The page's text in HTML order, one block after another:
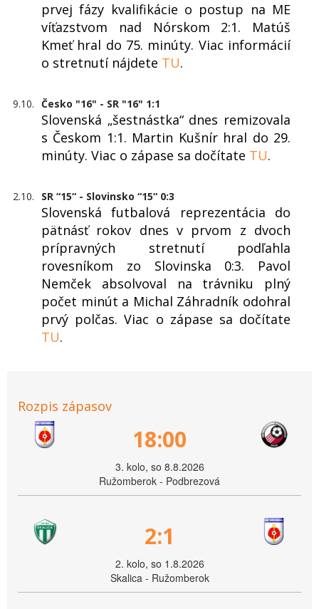
prvej fázy kvalifikácie o postup na ME
víťazstvom nad Nórskom 2:1. Matúš
Kmeť hral do 75. minúty. Viac informácií
o stretnutí nájdete TU.
9.10. Česko "16" - SR "16" 1:1
Slovenská „šestnástka“ dnes remizovala
s Českom 1:1. Martin Kušnír hral do 29.
minúty. Viac o zápase sa dočítate TU.
2.10. SR “15“ - Slovinsko “15“ 0:3
Slovenská futbalová reprezentácia do
pätnásť rokov dnes v prvom z dvoch
prípravných stretnutí podľahla
rovesníkom zo Slovinska 0:3. Pavol
Nemček absolvoval na trávniku plný
počet minút a Michal Záhradník odohral
prvý polčas. Viac o zápase sa dočítate
TU.
Rozpis zápasov
18:00
3. kolo, so 8.8.2026
Ružomberok - Podbrezová
2:1
2. kolo, so 1.8.2026
Skalica - Ružomberok